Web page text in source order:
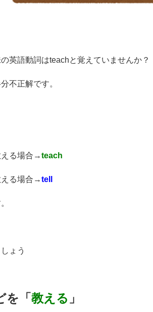
英語動詞はteachと覚えていませんか？
不正解です。
える場合→teach
える場合→tell
ょう
を「教える 」